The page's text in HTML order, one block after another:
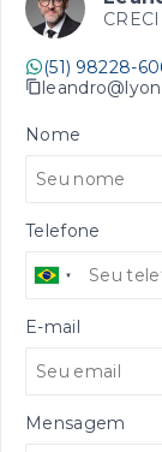
(51) 98228-
Nome
Telefone
E-mail
Mensagem